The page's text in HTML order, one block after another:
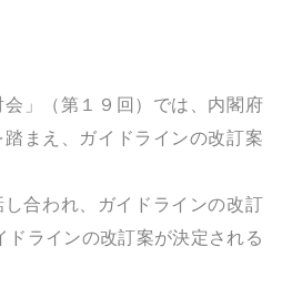
」（第１９回）では、内閣府
まえ、ガイドラインの改訂案
合われ、ガイドラインの改訂
ラインの改訂案が決定される